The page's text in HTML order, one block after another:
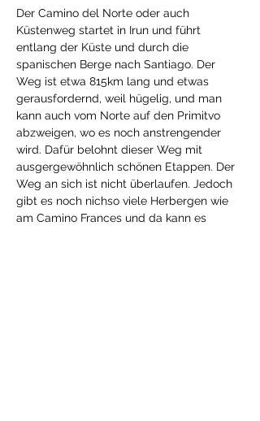
Der Camino del Norte oder auch
Küstenweg startet in Irun und führt
entlang der Küste und durch die
spanischen Berge nach Santiago. Der
Weg ist etwa 815km lang und etwas
gerausfordernd, weil hügelig, und man
kann auch vom Norte auf den Primitvo
abzweigen, wo es noch anstrengender
wird. Dafür belohnt dieser Weg mit
ausgergewöhnlich schönen Etappen. Der
Weg an sich ist nicht überlaufen. Jedoch
gibt es noch nichso viele Herbergen wie
am Camino Frances und da kann es